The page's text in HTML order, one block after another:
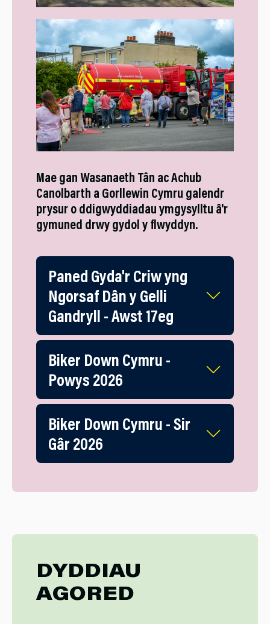
Mae gan Wasanaeth Tân ac Achub
Canolbarth a Gorllewin Cymru galendr
prysur o ddigwyddiadau ymgysylltu â'r
gymuned drwy gydol y flwyddyn.
Paned Gyda'r Criw yng
Ngorsaf Dân y Gelli
Gandryll - Awst 17eg
Biker Down Cymru -
Powys 2026
Biker Down Cymru - Sir
Gâr 2026
DYDDIAU
AGORED